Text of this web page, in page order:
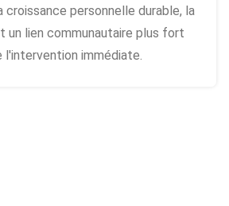
croissance personnelle durable, la
un lien communautaire plus fort
l'intervention immédiate.